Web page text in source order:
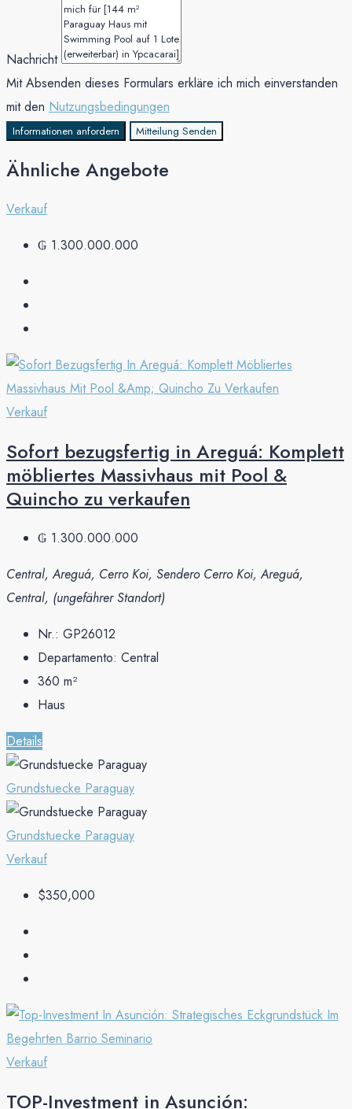
Nachricht
Mit Absenden dieses Formulars erkläre ich mich einverstanden
mit den Nutzungsbedingungen
Informationen anfordern Mitteilung Senden
Ähnliche Angebote
Verkauf
₲ 1.300.000.000
Verkauf
Sofort bezugsfertig in Areguá: Komplett
möbliertes Massivhaus mit Pool &
Quincho zu verkaufen
₲ 1.300.000.000
Central, Areguá, Cerro Koi, Sendero Cerro Koi, Areguá,
Central, (ungefährer Standort)
Nr.: GP26012
Departamento: Central
360 m²
Haus
Details
Grundstuecke Paraguay
Grundstuecke Paraguay
Verkauf
$350,000
Verkauf
TOP-Investment in Asunción: